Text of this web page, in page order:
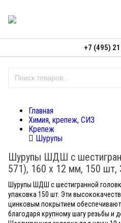
+7 (495)
Главная
Химия, крепеж, СИЗ
Крепеж
Шурупы
Шурупы ШДШ с
571), 160 х 12 мм, 150 шт,
Шурупы ШДШ с шестигранной
упаковка 150 шт. Эти
цинковым покрытием
благодаря крупному шагу резьбы и